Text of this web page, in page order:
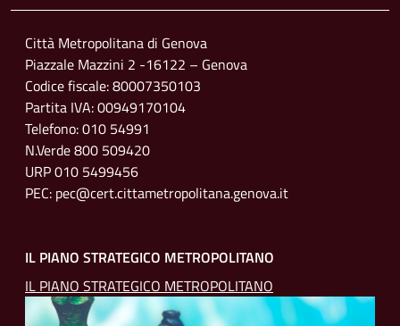
Città Metropolitana di Genova
Piazzale Mazzini 2 -16122 – Genova
Codice fiscale: 80007350103
Partita IVA: 00949170104
Telefono: 010 54991
N.Verde 800 509420
URP 010 5499456
PEC: pec@cert.cittametropolitana.genova.it
IL PIANO STRATEGICO METROPOLITANO
IL PIANO STRATEGICO METROPOLITANO